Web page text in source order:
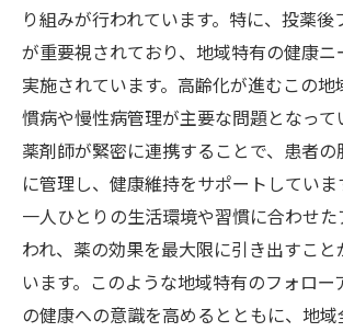
り組みが行われています。特に、投薬後
が重要視されており、地域特有の健康ニ
実施されています。高齢化が進むこの地
慣病や慢性病管理が主要な問題となって
薬剤師が緊密に連携することで、患者
に管理し、健康維持をサポートしていま
一人ひとりの生活環境や習慣に合わせ
われ、薬の効果を最大限に引き出すこと
います。このような地域特有のフォロー
の健康への意識を高めるとともに、地